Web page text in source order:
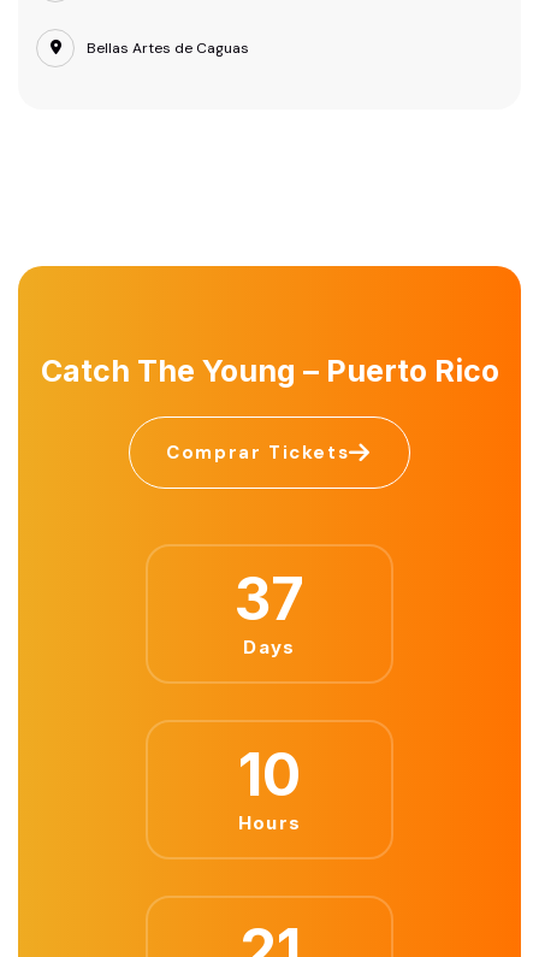
Bellas Artes de Caguas
Catch The Young – Puerto Rico
Comprar Tickets
37
Days
10
Hours